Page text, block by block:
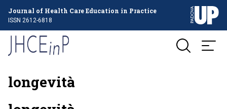
Journal of Health Care Education in Practice
ISSN 2612-6818
longevità